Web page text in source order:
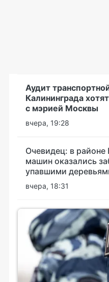
Аудит
Калининграда
с мэрией Москвы
вчера, 19:28
Очевидец: в
машин оказались
упавшими
вчера, 18:31